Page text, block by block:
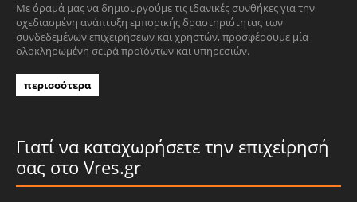
Με όραμά μας να δημιουργούμε τις ιδανικές συνθήκες για την
σχεδιασμένη ανάπτυξη εμπορικής δραστηριότητας των
συνδεδεμένων επιχειρήσεων και χρηστών, προσφέρουμε μία
ολοκληρωμένη σειρά προϊόντων και υπηρεσιών.
περισσότερα
Γιατί να καταχωρήσετε την επιχείρησή
σας στο Vres.gr